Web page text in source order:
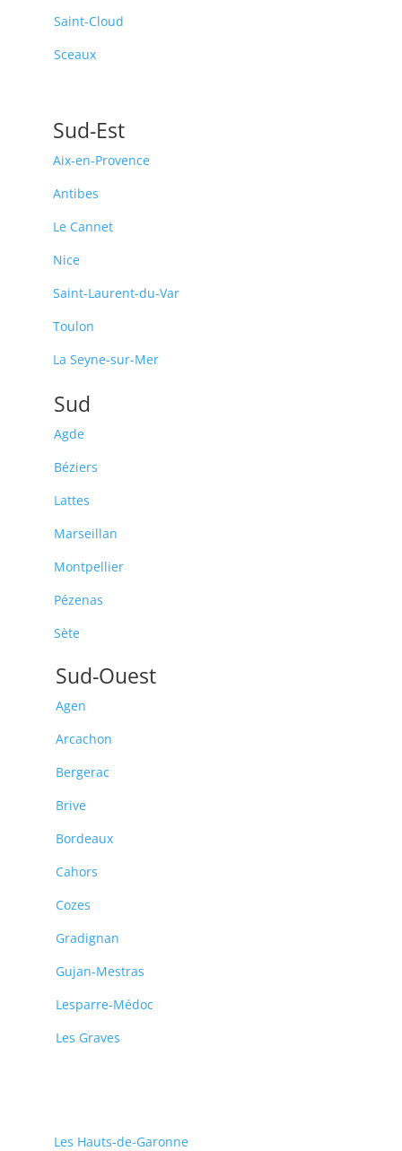
Saint-Cloud
Sceaux
Sud-Est
Aix-en-Provence
Antibes
Le Cannet
Nice
Saint-Laurent-du-Var
Toulon
La Seyne-sur-Mer
Sud
Agde
Béziers
Lattes
Marseillan
Montpellier
Pézenas
Sète
Sud-Ouest
Agen
Arcachon
Bergerac
Brive
Bordeaux
Cahors
Cozes
Gradignan
Gujan-Mestras
Lesparre-Médoc
Les Graves
Les Hauts-de-Garonne